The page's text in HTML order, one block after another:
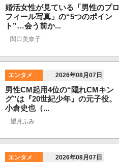
婚活女性が見ている「男性のプロ
フィール写真」の“5つのポイン
ト”…会う前か...
関口美奈子
エンタメ 2026年08月07日
男性CM起用4位の“隠れCMキン
グ”は『20世紀少年』の元子役。
小倉史也（...
望月ふみ
エンタメ 2026年08月07日